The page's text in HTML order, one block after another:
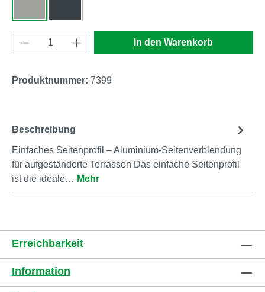
Produkt Anzahl: Gib den gewünschten
In den Warenkorb
Produktnummer: 7399
Beschreibung
Einfaches Seitenprofil – Aluminium-Seitenverblendung
für aufgeständerte Terrassen Das einfache Seitenprofil
ist die ideale… Mehr
Erreichbarkeit
Information